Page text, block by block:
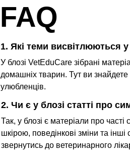
Бажано без рецепта, без
сонливості й таке, що
дати перед стресовою
є важливий нюанс. Не кожен
дійсно вирішує проблему.
заспокійливі засоби
частиною підтримки при
стре
FAQ
1. Які теми висвітлюються
У блозі VetEduCare зібрані
домашніх тварин. Тут ви знайдете
улюбленців.
2. Чи є у блозі статті про
Так, у блозі є матеріали про
шкірою, поведінкові зміни та
звернутись до ветеринарного